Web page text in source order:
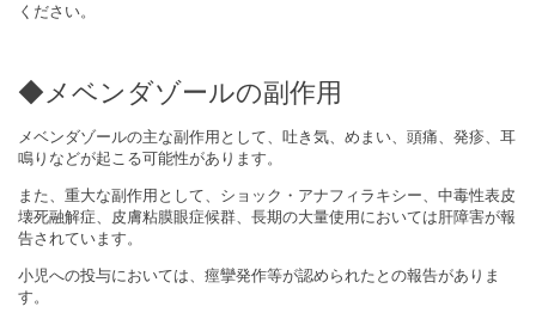
ください。
◆メベンダゾールの副作用
メベンダゾールの主な副作用として、吐き気、めまい、頭痛、発疹、耳
鳴りなどが起こる可能性があります。
また、重大な副作用として、ショック・アナフィラキシー、中毒性表皮
壊死融解症、皮膚粘膜眼症候群、長期の大量使用においては肝障害が報
告されています。
小児への投与においては、痙攣発作等が認められたとの報告がありま
す。